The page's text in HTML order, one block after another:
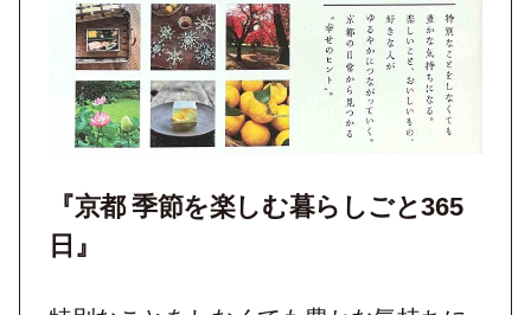
『京都 季節を楽しむ暮らしごと365
日』